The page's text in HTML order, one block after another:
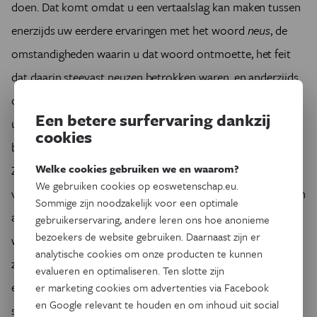
doen. Dat komt omdat u een vertaalslag kan maken tussen
enerzijds uw eerdere ervaringen met het woord neus, de
omstandigheden waarin u dat woord ontmoette, het feit
dat daarin steevast neuzen betrokken waren, en anderzijds
de omstandigheden van het moment, waarin het vlezige
uitstulpsel midden in uw eigen gezicht het best
beantwoordt aan de lading die het woord
Zonder een kleine vonk creativiteit krijgt een mens die
vertaalslag niet voor elkaar. Leren zelf - en wat is nabootsen
anders? - is een creatief proces. Als een mens, of eender
welk ander organisme, leert uit ervaring, dan toont hij of zij
zich in staat het heden te interpreteren in functie van die
ervaring, over de onvermijdelijke verschillen heen. Zelfs een
spiekende student heeft (meestal) de verdienste te hebben
Een betere surfervaring dankzij
cookies
Welke cookies gebruiken we en waarom?
We gebruiken cookies op eoswetenschap.eu.
Sommige zijn noodzakelijk voor een optimale
gebruikerservaring, andere leren ons hoe anonieme
bezoekers de website gebruiken. Daarnaast zijn er
analytische cookies om onze producten te kunnen
evalueren en optimaliseren. Ten slotte zijn
er marketing cookies om advertenties via Facebook
en Google relevant te houden en om inhoud uit social